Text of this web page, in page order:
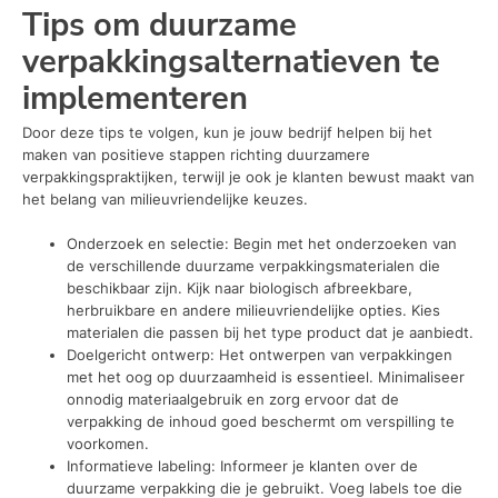
Tips om duurzame
verpakkingsalternatieven te
implementeren
Door deze tips te volgen, kun je jouw bedrijf helpen bij het
maken van positieve stappen richting duurzamere
verpakkingspraktijken, terwijl je ook je klanten bewust maakt van
het belang van milieuvriendelijke keuzes.
Onderzoek en selectie: Begin met het onderzoeken van
de verschillende duurzame verpakkingsmaterialen die
beschikbaar zijn. Kijk naar biologisch afbreekbare,
herbruikbare en andere milieuvriendelijke opties. Kies
materialen die passen bij het type product dat je aanbiedt.
Doelgericht ontwerp: Het ontwerpen van verpakkingen
met het oog op duurzaamheid is essentieel. Minimaliseer
onnodig materiaalgebruik en zorg ervoor dat de
verpakking de inhoud goed beschermt om verspilling te
voorkomen.
Informatieve labeling: Informeer je klanten over de
duurzame verpakking die je gebruikt. Voeg labels toe die